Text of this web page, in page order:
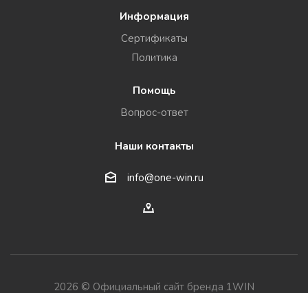
Информация
Сертификаты
Политика
Помощь
Вопрос-ответ
Наши контакты
info@one-win.ru
2026 © Официальный сайт бренда 1WIN